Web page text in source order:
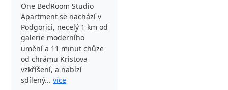
One BedRoom Studio
Apartment se nachází v
Podgorici, necelý 1 km od
galerie moderního
umění a 11 minut chůze
od chrámu Kristova
vzkříšení, a nabízí
sdílený... více